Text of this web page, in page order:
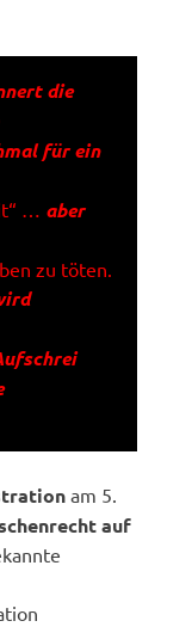
die
für ein
… aber
zu töten.
am 5.
auf